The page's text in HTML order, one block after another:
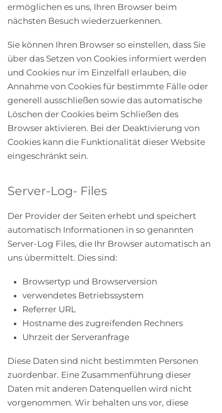
ermöglichen es uns, Ihren Browser beim
nächsten Besuch wiederzuerkennen.
Sie können Ihren Browser so einstellen, dass Sie
über das Setzen von Cookies informiert werden
und Cookies nur im Einzelfall erlauben, die
Annahme von Cookies für bestimmte Fälle oder
generell ausschließen sowie das automatische
Löschen der Cookies beim Schließen des
Browser aktivieren. Bei der Deaktivierung von
Cookies kann die Funktionalität dieser Website
eingeschränkt sein.
Server-Log- Files
Der Provider der Seiten erhebt und speichert
automatisch Informationen in so genannten
Server-Log Files, die Ihr Browser automatisch an
uns übermittelt. Dies sind:
Browsertyp und Browserversion
verwendetes Betriebssystem
Referrer URL
Hostname des zugreifenden Rechners
Uhrzeit der Serveranfrage
Diese Daten sind nicht bestimmten Personen
zuordenbar. Eine Zusammenführung dieser
Daten mit anderen Datenquellen wird nicht
vorgenommen. Wir behalten uns vor, diese